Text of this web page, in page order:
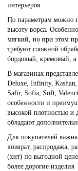
интерьеров.
По параметрам можно
высоту ворса.
мягкий, но при этом
требуют сложной
бордовый, кремовый, а
В магазинах
Deluxe, Infinity,
Safir, Sofia, Soft,
особенности и
высокой плотностью и
обладают
Для покупателей
возврат, распродажа,
(хит) по выгодной
более дорогие изделия